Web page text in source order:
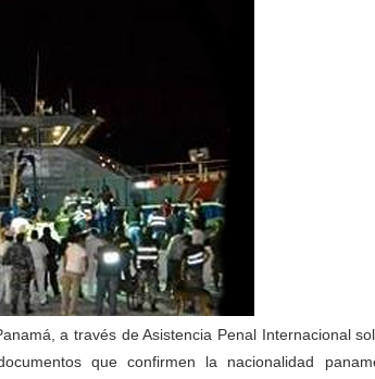
a través de Asistencia Penal Internacional
que confirmen la nacionalidad